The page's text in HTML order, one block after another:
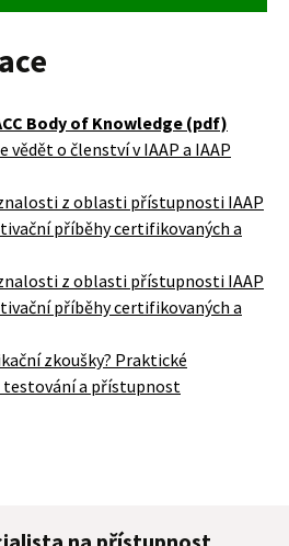
Body of Knowledge (pdf)
vědět o členství v IAAP a IAAP
z oblasti přístupnosti IAAP
příběhy certifikovaných a
z oblasti přístupnosti IAAP
příběhy certifikovaných a
zkoušky? Praktické
testování a přístupnost